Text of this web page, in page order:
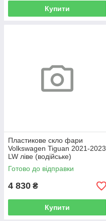
Купити
Пластикове скло фари
Volkswagen Tiguan 2021-2023
LW ліве (водійське)
Готово до відправки
4 830 ₴
Купити